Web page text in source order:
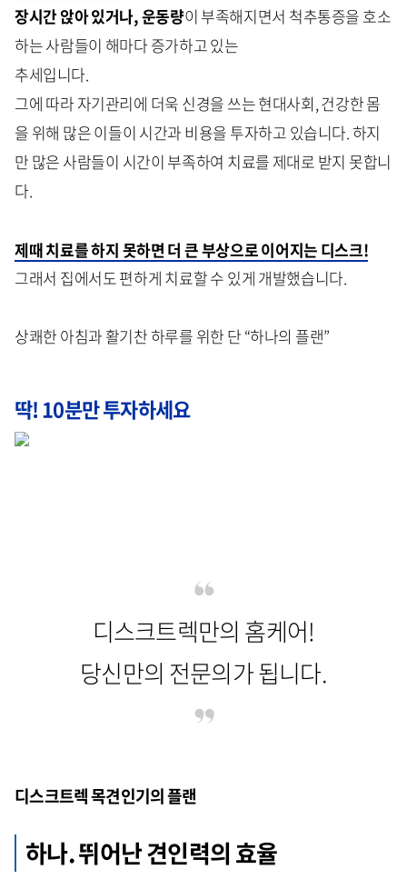
장시간 앉아 있거나, 운동량이 부족해지면서 척추통증을 호소
하는 사람들이 해마다 증가하고 있는
추세입니다.
그에 따라 자기관리에 더욱 신경을 쓰는 현대사회, 건강한 몸
을 위해 많은 이들이 시간과 비용을 투자하고 있습니다. 하지
만 많은 사람들이 시간이 부족하여 치료를 제대로 받지 못합니
다.
제때 치료를 하지 못하면 더 큰 부상으로 이어지는 디스크!
그래서 집에서도 편하게 치료할 수 있게 개발했습니다.
상쾌한 아침과 활기찬 하루를 위한 단 “하나의 플랜”
딱! 10분만 투자하세요
디스크트렉만의 홈케어!
당신만의 전문의가 됩니다.
디스크트렉 목견인기의 플랜
하나. 뛰어난 견인력의 효율